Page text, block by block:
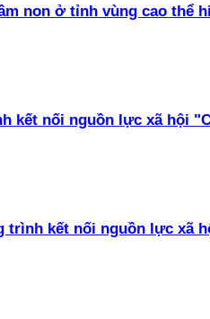
non ở tỉnh vùng cao thể
kết nối nguồn lực xã hội
trình kết nối nguồn lực xã